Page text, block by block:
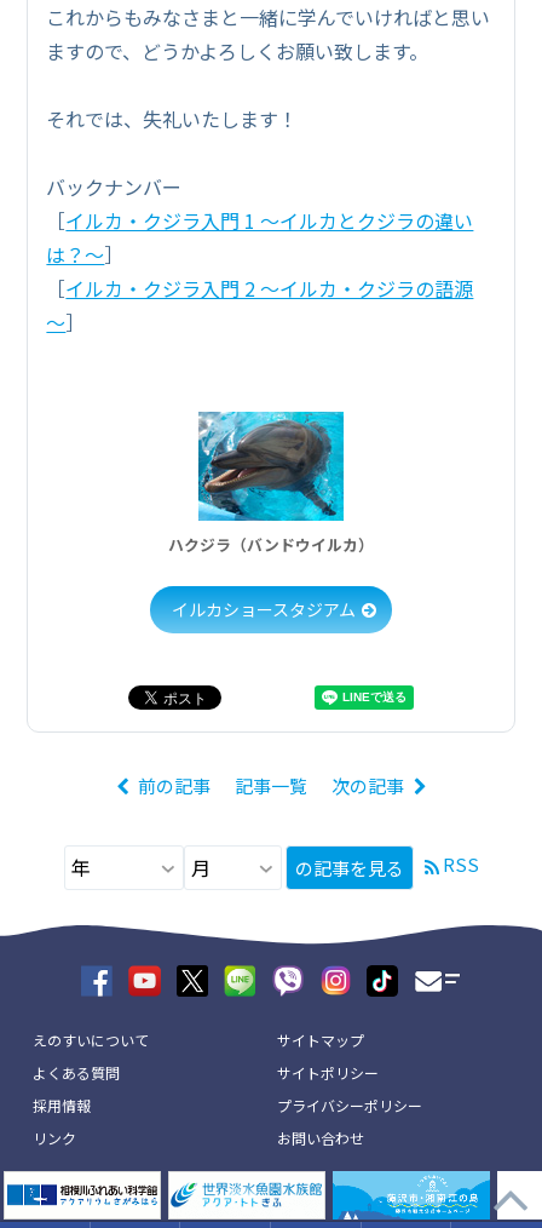
これからもみなさまと一緒に学んでいければと思い
ますので、どうかよろしくお願い致します。
それでは、失礼いたします！
バックナンバー
［イルカ・クジラ入門 1 ～イルカとクジラの違い
は？～］
［イルカ・クジラ入門 2 ～イルカ・クジラの語源
～］
ハクジラ（バンドウイルカ）
イルカショースタジアム
前の記事 記事一覧 次の記事
の記事を見る RSS
えのすいについて
よくある質問
採用情報
リンク
サイトマップ
サイトポリシー
プライバシーポリシー
お問い合わせ